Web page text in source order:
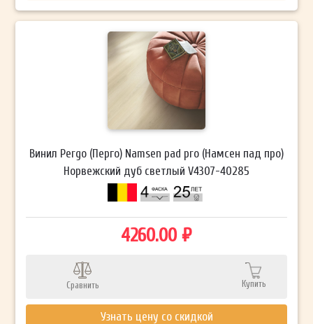
Винил Pergo (Перго) Namsen pad pro (Намсен пад про)
Норвежский дуб светлый V4307-40285
4260.00 ₽
Сравнить Купить
Узнать цену со скидкой